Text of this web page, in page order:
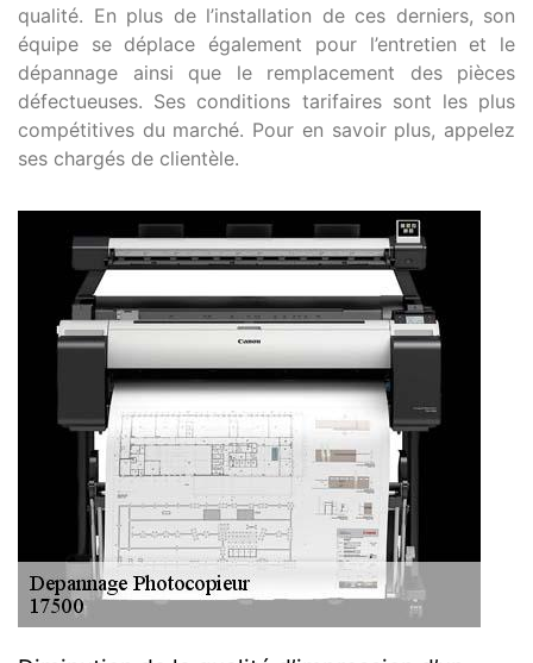
qualité. En plus de l’installation de ces derniers, son
équipe se déplace également pour l’entretien et le
dépannage ainsi que le remplacement des pièces
défectueuses. Ses conditions tarifaires sont les plus
compétitives du marché. Pour en savoir plus, appelez
ses chargés de clientèle.